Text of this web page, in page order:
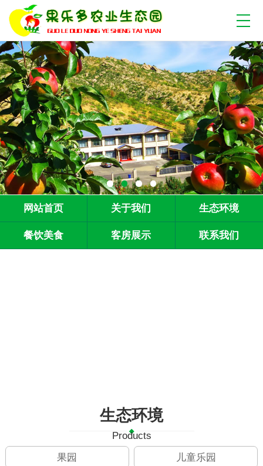
网站首页 关于我们 生态环境
餐饮美食 客房展示 联系我们
生态环境
Products
果园
儿童乐园